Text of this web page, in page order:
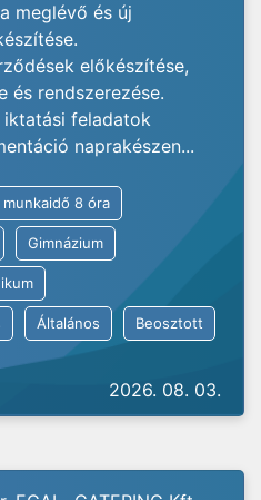
meglévő és új
előkészítése,
és rendszerezése.
iktatási feladatok
naprakészen...
munkaidő 8 óra
Gimnázium
Általános Beosztott
2026. 08. 03.